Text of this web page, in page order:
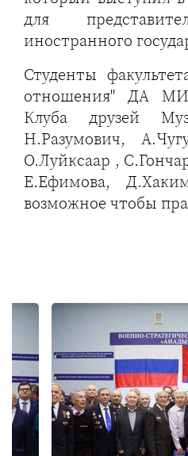
для
иностранного
Студенты
отношения" ДА
Клуба друзей
Н.Разумович,
О.Луйксаар ,
Е.Ефимова,
возможное чтобы